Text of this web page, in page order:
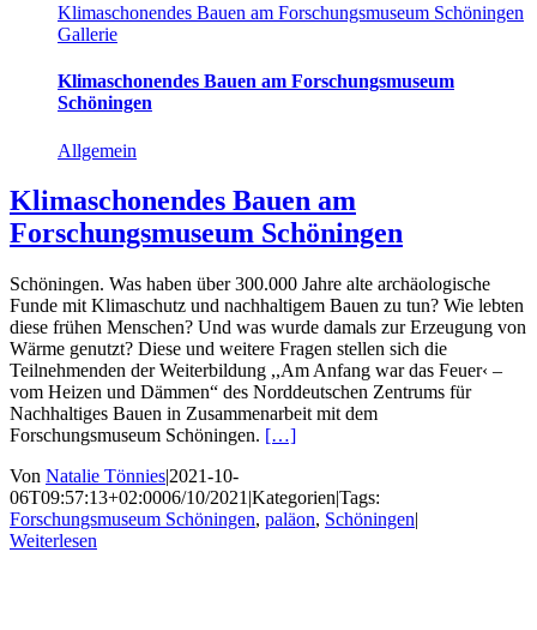
Klimaschonendes Bauen am Forschungsmuseum Schöningen
Gallerie
Klimaschonendes Bauen am Forschungsmuseum
Schöningen
Allgemein
Klimaschonendes Bauen am
Forschungsmuseum Schöningen
Schöningen. Was haben über 300.000 Jahre alte archäologische
Funde mit Klimaschutz und nachhaltigem Bauen zu tun? Wie lebten
diese frühen Menschen? Und was wurde damals zur Erzeugung von
Wärme genutzt? Diese und weitere Fragen stellen sich die
Teilnehmenden der Weiterbildung ,,Am Anfang war das Feuer‹ –
vom Heizen und Dämmen“ des Norddeutschen Zentrums für
Nachhaltiges Bauen in Zusammenarbeit mit dem
Forschungsmuseum Schöningen. […]
Von Natalie Tönnies|2021-10-
06T09:57:13+02:0006/10/2021 |Kategorien|Tags:
Forschungsmuseum Schöningen, paläon, Schöningen|
Weiterlesen